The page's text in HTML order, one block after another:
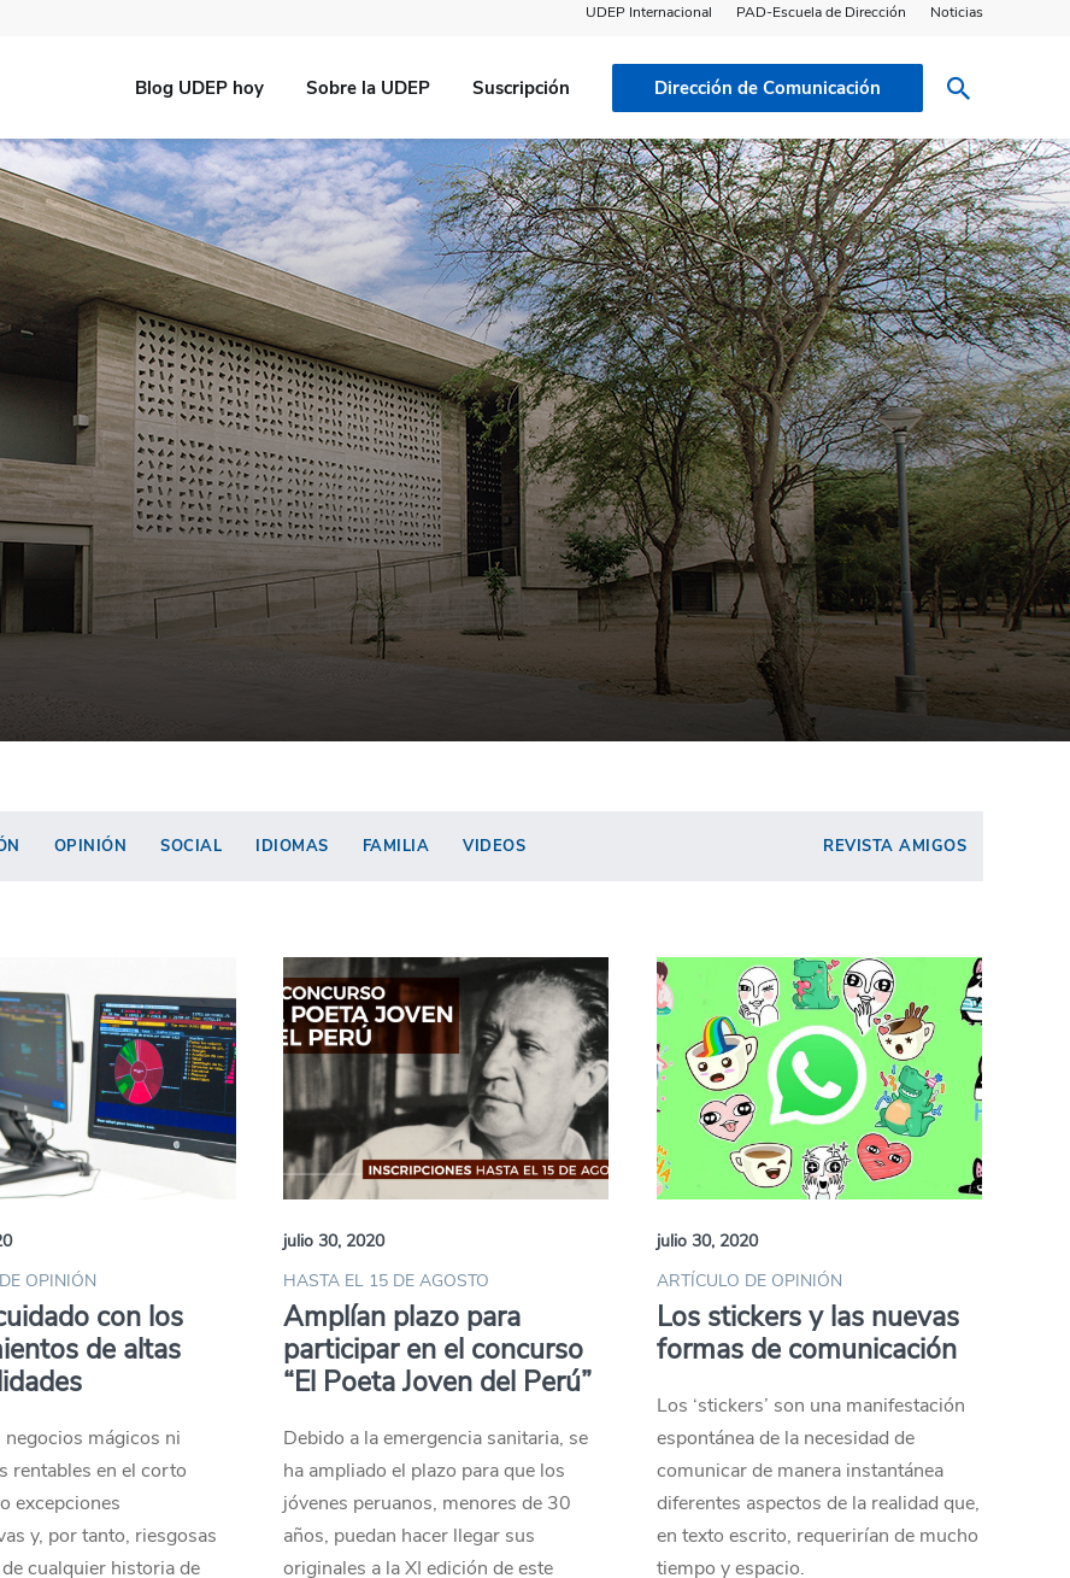
UDEP Internacional PAD-Escuela de Dirección Noticias
Blog UDEP hoy Sobre la UDEP Suscripción Dirección de Comunicación
OPINIÓN SOCIAL IDIOMAS FAMILIA VIDEOS REVISTA AMIGOS
OPINIÓN
con los
de altas
negocios mágicos ni
rentables en el corto
excepciones
y, por tanto, riesgosas
cualquier historia de
julio 30, 2020
HASTA EL 15 DE AGOSTO
Amplían plazo para
participar en el concurso
“El Poeta Joven del Perú”
Debido a la emergencia sanitaria, se
ha ampliado el plazo para que los
jóvenes peruanos, menores de 30
años, puedan hacer llegar sus
originales a la XI edición de este
julio 30, 2020
ARTÍCULO DE OPINIÓN
Los stickers y las nuevas
formas de comunicación
Los ‘stickers’ son una manifestación
espontánea de la necesidad de
comunicar de manera instantánea
diferentes aspectos de la realidad que,
en texto escrito, requerirían de mucho
tiempo y espacio.